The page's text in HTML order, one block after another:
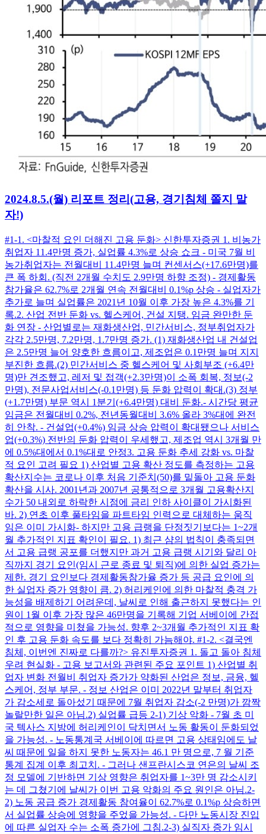
2024.8.5.(월) 리포트 정리(고용, 경기침체 쫄지 말
자!)
#1-1. <마찰적 요인 더해진 고용 둔화> 신한투자증권 1. 비농가
취업자 11.4만명 증가, 실업률 4.3%로 상승 쇼크 - 미국 7월 비
농가취업자는 전월대비 11.4만명 늘며 컨센서스(+17.6만명)를
큰 폭 하회. (직전 2개월 수치도 2.9만명 하향 조정) - 경제활동
참가율은 62.7%로 2개월 연속 전월대비 0.1%p 상승 - 실업자가
추가로 늘며 실업률은 2021년 10월 이후 가장 높은 4.3%를 기
록. ​ 2. 산업 전반 둔화 vs. 헬스케어, 건설 지탱. 임금 완만한 둔
화 연장 - 산업별로는 재화생산업, 민간서비스, 정부취업자가
각각 2.5만명, 7.2만명, 1.7만명 증가. (1) 재화생산업 내 건설업
은 2.5만명 늘어 양호한 흐름이고, 제조업은 0.1만명 늘며 지지
부진한 흐름. ​ (2) 민간서비스 중 헬스케어 및 사회부조 (+6.4만
명)만 견조했고, 레저 및 접객(+2.3만명)이 소폭 회복, 정보(-2
만명), 전문사업서비스(-0.1만명) 등 둔화 압력이 확대. ​ (3) 정부
(+1.7만명) 부문 역시 1분기(+6.4만명) 대비 둔화. ​ - 시간당 평균
임금은 전월대비 0.2%, 전년동월대비 3.6% 올라 3%대에 완전
히 안착. - 건설업(+0.4%) 임금 상승 압력이 확대됐으나 서비스
업(+0.3%) 전반의 둔화 압력이 우세했고, 제조업 역시 3개월 만
에 0.5%대에서 0.1%대로 안정 ​ 3. 고용 둔화 추세 강화 vs. 마찰
적 요인 고려 필요 1) 산업별 고용 확산 정도를 측정하는 고용
확산지수는 코로나 이후 처음 기준치(50)를 밑돌아 고용 둔화
확산을 시사. 2001년과 2007년 공통적으로 3개월 고용확산지
수가 50 내외로 하락한 시점에 금리 인하 사이클이 가시화된
바. 2) 연초 이후 풀타임을 파트타임 인력으로 대체하는 움직
임은 이미 가시화 ​ - 하지만 고용 급랭을 단정짓기보다는 1~2개
월 추가적인 지표 확인이 필요. 1) 최근 샴의 법칙이 충족되면
서 고용 급랭 공포를 더했지만 과거 고용 급랭 시기와 달리 아
직까지 경기 요인(임시 근로 종료 및 퇴직)에 의한 실업 증가는
제한. 경기 요인보다 경제활동참가율 증가 등 공급 요인에 의
한 실업자 증가 영향이 큼. 2) 허리케인에 의한 마찰적 충격 가
능성을 배제하기 어려운데, 날씨로 인해 출근하지 못했다는 인
원이 1월 이후 가장 많은 46만명을 기록해 기업 서베이에 간접
적으로 영향을 미쳤을 가능성. 향후 2~3개월 추가적인 지표 확
인 후 고용 둔화 속도를 보다 정확히 가늠해야. #1-2. <결국엔
침체, 이번엔 진짜로 다를까?> 유진투자증권 1. 돌고 돌아 침체
우려 현실화 - 고용 보고서와 관련된 주요 포인트 1) 산업별 취
업자 변화 전월비 취업자 증가가 약화된 산업은 정보, 금융, 헬
스케어, 정부 부문. - 정보 산업은 이미 2022년 말부터 취업자
가 감소세로 돌아섰기 때문에 7월 취업자 감소(-2 만명)가 깜짝
놀랄만한 일은 아님. ​ 2) 실업률 급등 2-1) 기상 악화 - 7월 초 미
국 텍사스 지방에 허리케인이 닥치면서 노동 활동이 둔화되었
을 가능성. - 노동통계국 서베이에 따르면 고용 상태임에도 날
씨 때문에 일을 하지 못한 노동자는 46.1 만 명으로, 7 월 기준
통계 집계 이후 최고치. - 그러나 샌프란시스코 연은의 날씨 조
정 모델에 기반하면 기상 영향은 취업자를 1~3만 명 감소시키
는 데 그쳤기에 날씨가 이번 고용 악화의 주요 원인은 아님. ​ 2-
2) 노동 공급 증가 경제활동 참여율이 62.7%로 0.1%p 상승하면
서 실업률 상승에 영향을 주었을 가능성. - 다만 노동시장 진입
에 따른 실업자 수는 소폭 증가에 그침. ​ 2-3) 실직자 증가 임시